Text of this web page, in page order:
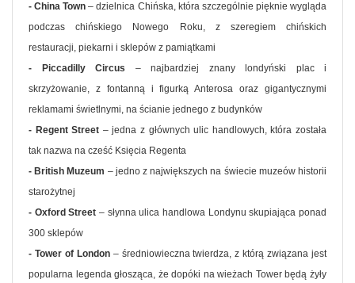
- China Town– dzielnica Chińska, która szczególnie pięknie wygląda
podczas chińskiego Nowego Roku, z szeregiem chińskich
restauracji, piekarni i sklepów z pamiątkami
- Piccadilly Circus – najbardziej znany londyński plac i
skrzyżowanie, z fontanną i figurką Anterosa oraz gigantycznymi
reklamami świetlnymi, na ścianie jednego z budynków
- Regent Street – jedna z głównych ulic handlowych, która została
tak nazwa na cześć Księcia Regenta
- British Muzeum – jedno z największych na świecie muzeów historii
starożytnej
- Oxford Street – słynna ulica handlowa Londynu skupiająca ponad
300 sklepów
- Tower of London – średniowieczna twierdza, z którą związana jest
popularna legenda głosząca, że dopóki na wieżach Tower będą żyły